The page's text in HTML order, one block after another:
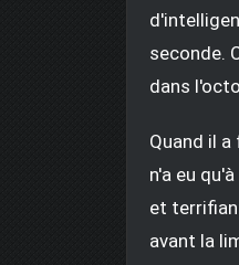
seconde.
dans
Quand il
n'a eu
et
avant la